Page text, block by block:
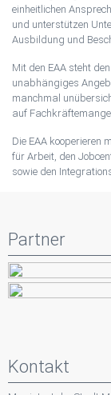
einheitlichen
und unterstützen
Ausbildung und
Mit den EAA steht
unabhängiges
manchmal
auf
Die EAA kooperieren
für Arbeit, den
sowie den
Partner
Kontakt